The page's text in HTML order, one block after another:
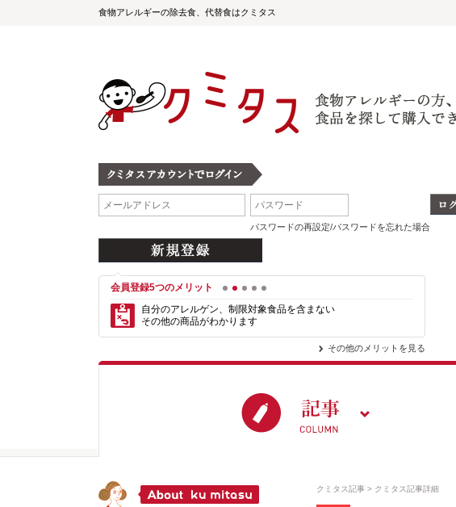
食物アレルギーの除去食、代替食はクミタス
パスワードの再設定/パスワードを忘れた場合
会員登録5つのメリット 1 2 3 4
自分のアレルゲン、制限対象食品を含まない
その他の商品がわかります
その他のメリットを見る
クミタス記事 クミタス記事詳細